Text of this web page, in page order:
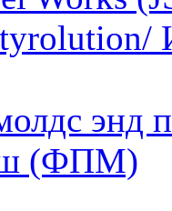
энд
(ФПМ)